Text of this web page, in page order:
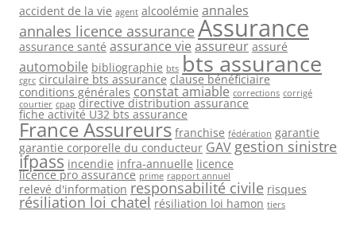
accident de la vie agent alcoolémie annales
annales licence assurance Assurance
assurance santé assurance vie assureur assuré
automobile bibliographie bts bts assurance
cgrc circulaire bts assurance clause bénéficiaire
conditions générales constat amiable corrections corrigé
courtier cpap directive distribution assurance
fiche activité U32 bts assurance
France Assureurs franchise fédération garantie
garantie corporelle du conducteur GAV gestion sinistre
ifpass incendie infra-annuelle licence
licence pro assurance prime rapport annuel
relevé d'information responsabilité civile risques
résiliation loi chatel résiliation loi hamon tiers